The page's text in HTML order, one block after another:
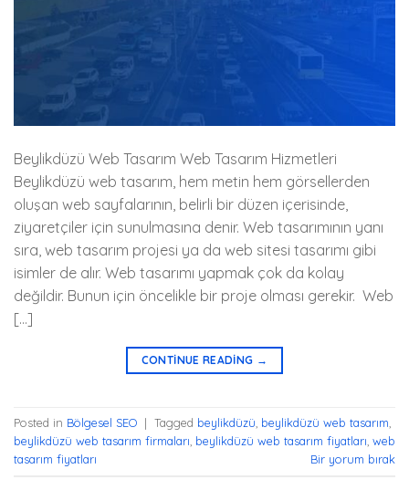
Beylikdüzü Web Tasarım Web Tasarım Hizmetleri
Beylikdüzü web tasarım, hem metin hem görsellerden
oluşan web sayfalarının, belirli bir düzen içerisinde,
ziyaretçiler için sunulmasına denir. Web tasarımının yanı
sıra, web tasarım projesi ya da web sitesi tasarımı gibi
isimler de alır. Web tasarımı yapmak çok da kolay
değildir. Bunun için öncelikle bir proje olması gerekir. Web
[…]
CONTINUE READING →
Posted in Bölgesel SEO | Tagged beylikdüzü beylikdüzü web tasarım
beylikdüzü web tasarım firmaları beylikdüzü web tasarım fiyatları web
tasarım fiyatları
Bir yorum bırak